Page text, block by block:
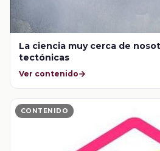
La ciencia muy cerca de
tectónicas
Ver contenido
CONTENIDO